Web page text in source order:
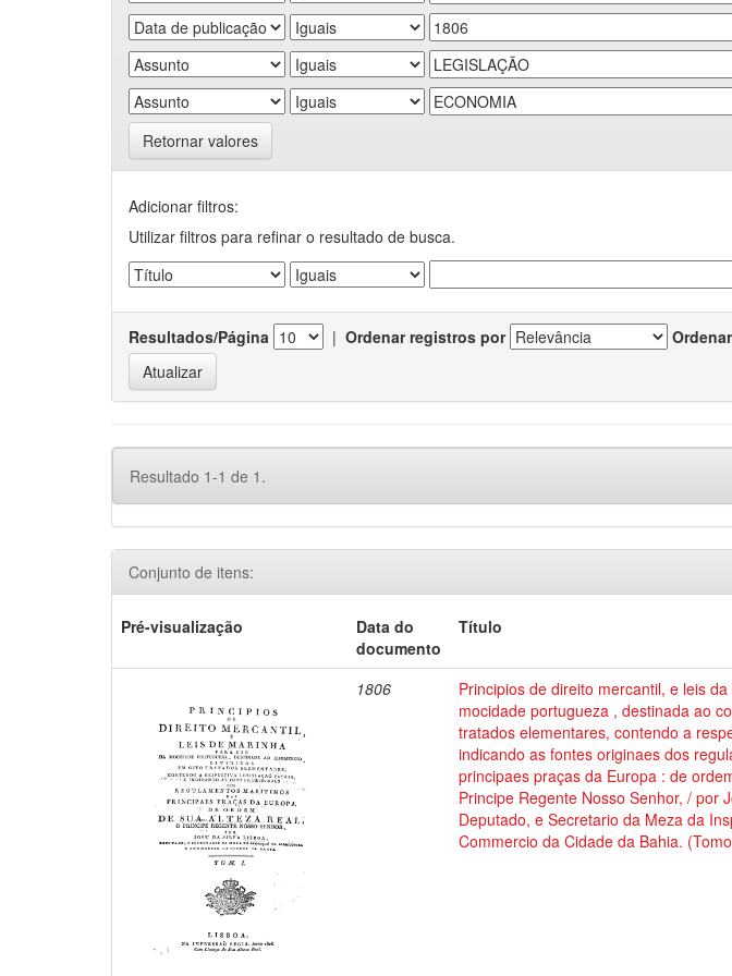
Retornar valores
Adicionar filtros:
Utilizar filtros para refinar o resultado de busca.
Resultados/Página | Ordenar registros por Ordenar
Resultado 1-1 de 1.
Conjunto de itens:
Pré-visualização
Data do
documento
Título
1806
Principios de direito mercantil, e leis
mocidade portugueza , destinada ao
tratados elementares, contendo a
indicando as fontes originaes dos
principaes praças da Europa : de
Principe Regente Nosso Senhor, / por
Deputado, e Secretario da Meza da
Commercio da Cidade da Bahia.